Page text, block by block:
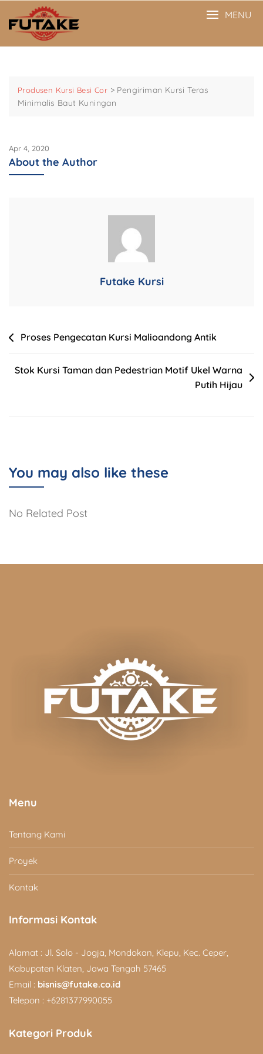
content
MENU
Produsen Kursi Besi Cor > Pengiriman Kursi Teras
Minimalis Baut Kuningan
Apr 4, 2020
About the Author
Futake Kursi
PostProses Pengecatan Kursi Malioandong Antik
Stok Kursi Taman dan Pedestrian Motif Ukel Warna
Putih Hijau
You may also like these
No Related Post
Menu
Tentang Kami
Proyek
Kontak
Informasi Kontak
Alamat : Jl. Solo - Jogja, Mondokan, Klepu, Kec. Ceper,
Kabupaten Klaten, Jawa Tengah 57465
Email : bisnis@futake.co.id
Telepon : +6281377990055
Kategori Produk